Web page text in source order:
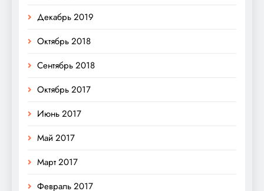
Декабрь 2019
Октябрь 2018
Сентябрь 2018
Октябрь 2017
Июнь 2017
Май 2017
Март 2017
Февраль 2017